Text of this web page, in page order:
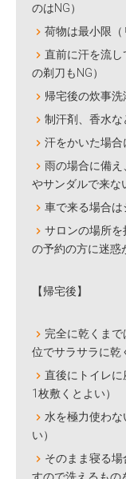
のはNG）
荷物は最小限
直前に汗を流
の剃刀もNG）
帰宅後の炊事
制汗剤、香水な
汗をかいた場合
雨の場合に備
やサンダルで来な
車で来る場合は
サロンの場所
の予約の方に迷惑
【帰宅後】
完全に乾くま
位でサラサラに乾
直後にトイレ
1枚敷くとよい）
水を極力使わ
い）
そのまま寝る
すので洗えるもの